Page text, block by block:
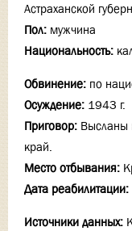
Астраханской
Пол: мужчина
Национальность:
Обвинение: по
Осуждение: 1943 г.
Приговор: Высланы
край.
Место отбывания:
Дата реабилитации:
Источники данных: